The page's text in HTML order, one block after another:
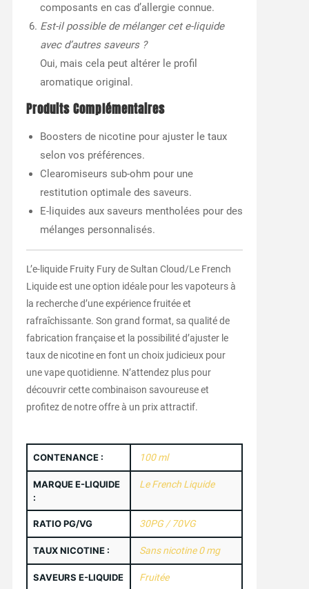
composants en cas d’allergie connue.
Est-il possible de mélanger cet e-liquide
avec d’autres saveurs ?
Oui, mais cela peut altérer le profil
aromatique original.
Produits Complémentaires
Boosters de nicotine pour ajuster le taux
selon vos préférences.
Clearomiseurs sub-ohm pour une
restitution optimale des saveurs.
E-liquides aux saveurs mentholées pour des
mélanges personnalisés.
L’e-liquide Fruity Fury de Sultan Cloud/Le French
Liquide est une option idéale pour les vapoteurs à
la recherche d’une expérience fruitée et
rafraîchissante. Son grand format, sa qualité de
fabrication française et la possibilité d’ajuster le
taux de nicotine en font un choix judicieux pour
une vape quotidienne. N’attendez plus pour
découvrir cette combinaison savoureuse et
profitez de notre offre à un prix attractif.
CONTENANCE : 100 ml
MARQUE E-LIQUIDE
:
Le French Liquide
RATIO PG/VG 30PG / 70VG
TAUX NICOTINE : Sans nicotine 0 mg
SAVEURS E-LIQUIDE
Fruitée